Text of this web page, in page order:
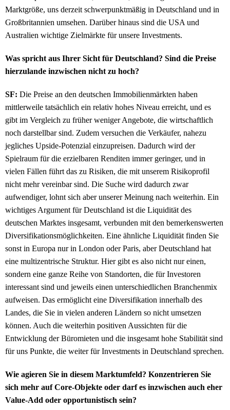
Marktgröße, uns derzeit schwerpunktmäßig in Deutschland und in
Großbritannien umsehen. Darüber hinaus sind die USA und
Australien wichtige Zielmärkte für unsere Investments.
Was spricht aus Ihrer Sicht für Deutschland? Sind die Preise
hierzulande inzwischen nicht zu hoch?
SF: Die Preise an den deutschen Immobilienmärkten haben
mittlerweile tatsächlich ein relativ hohes Niveau erreicht, und es
gibt im Vergleich zu früher weniger Angebote, die wirtschaftlich
noch darstellbar sind. Zudem versuchen die Verkäufer, nahezu
jegliches Upside-Potenzial einzupreisen. Dadurch wird der
Spielraum für die erzielbaren Renditen immer geringer, und in
vielen Fällen führt das zu Risiken, die mit unserem Risikoprofil
nicht mehr vereinbar sind. Die Suche wird dadurch zwar
aufwendiger, lohnt sich aber unserer Meinung nach weiterhin. Ein
wichtiges Argument für Deutschland ist die Liquidität des
deutschen Marktes insgesamt, verbunden mit den bemerkenswerten
Diversifikationsmöglichkeiten. Eine ähnliche Liquidität finden Sie
sonst in Europa nur in London oder Paris, aber Deutschland hat
eine multizentrische Struktur. Hier gibt es also nicht nur einen,
sondern eine ganze Reihe von Standorten, die für Investoren
interessant sind und jeweils einen unterschiedlichen Branchenmix
aufweisen. Das ermöglicht eine Diversifikation innerhalb des
Landes, die Sie in vielen anderen Ländern so nicht umsetzen
können. Auch die weiterhin positiven Aussichten für die
Entwicklung der Büromieten und die insgesamt hohe Stabilität sind
für uns Punkte, die weiter für Investments in Deutschland sprechen.
Wie agieren Sie in diesem Marktumfeld? Konzentrieren Sie
sich mehr auf Core-Objekte oder darf es inzwischen auch eher
Value-Add oder opportunistisch sein?